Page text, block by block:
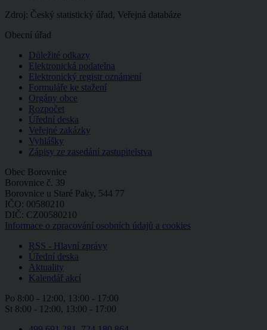
Zdroj: Český statistický úřad, Veřejná databáze
Obecní úřad
Důležité odkazy
Elektronická podatelna
Elektronický registr oznámení
Formuláře ke stažení
Orgány obce
Rozpočet
Úřední deska
Veřejné zakázky
Vyhlášky
Zápisy ze zasedání zastupitelstva
Obec Borovnice
Borovnice č. 39
Borovnice u Staré Paky, 544 77
IČO: 00580210
DIČ: CZ00580210
Informace o zpracování osobních údajů a cookies
RSS - Hlavní zprávy
Úřední deska
Aktuality
Kalendář akcí
Po 8:00 - 12:00, 13:00 - 17:00
St 8:00 - 12:00, 13:00 - 17:00